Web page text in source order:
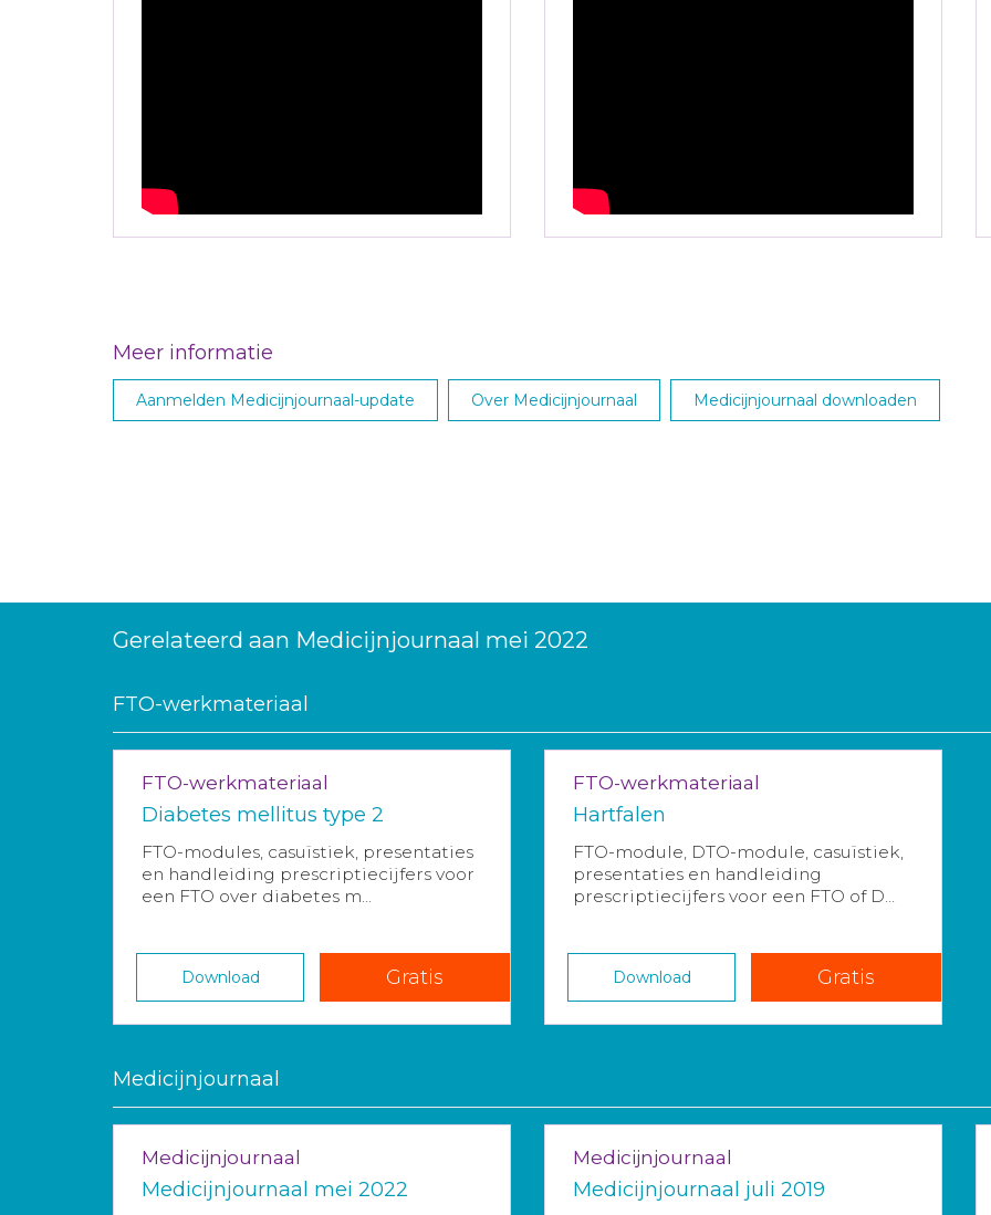
Meer informatie
Aanmelden Medicijnjournaal-update Over Medicijnjournaal Medicijnjournaal downloaden
Gerelateerd aan Medicijnjournaal mei 2022
FTO-werkmateriaal
FTO-werkmateriaal
Diabetes mellitus type 2
FTO-modules, casuïstiek, presentaties
en handleiding prescriptiecijfers voor
een FTO over diabetes m...
Download Gratis
FTO-werkmateriaal
Hartfalen
FTO-module, DTO-module, casuïstiek,
presentaties en handleiding
prescriptiecijfers voor een FTO of D...
Download Gratis
Medicijnjournaal
Medicijnjournaal
Medicijnjournaal mei 2022
Medicijnjournaal
Medicijnjournaal juli 2019